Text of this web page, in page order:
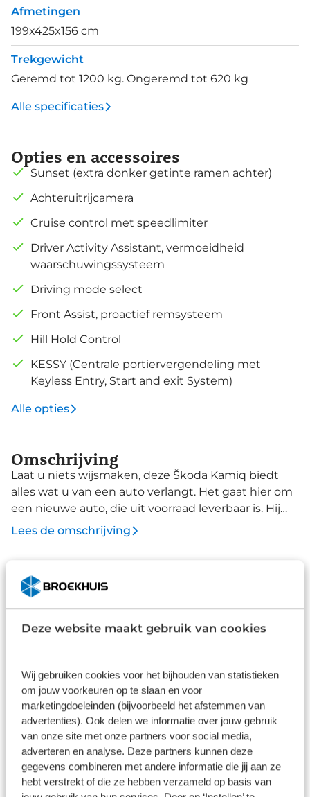
Deze website maakt gebruik van cookies
Wij gebruiken cookies voor het bijhouden van statistieken
om jouw voorkeuren op te slaan en voor
marketingdoeleinden (bijvoorbeeld het afstemmen van
advertenties). Ook delen we informatie over jouw gebruik
van onze site met onze partners voor social media,
adverteren en analyse. Deze partners kunnen deze
gegevens combineren met andere informatie die jij aan ze
hebt verstrekt of die ze hebben verzameld op basis van
Afmetingen
199x425x156 cm
Trekgewicht
Geremd tot 1200 kg. Ongeremd tot 620 kg
Alle specificaties
Opties en accessoires
Sunset (extra donker getinte ramen achter)
Achteruitrijcamera
Cruise control met speedlimiter
Driver Activity Assistant, vermoeidheid
waarschuwingssysteem
Driving mode select
Front Assist, proactief remsysteem
Hill Hold Control
KESSY (Centrale portiervergendeling met
Keyless Entry, Start and exit System)
Alle opties
Omschrijving
Laat u niets wijsmaken, deze Škoda Kamiq biedt
alles wat u van een auto verlangt. Het gaat hier om
een nieuwe auto, die uit voorraad leverbaar is. Hij
heeft een benzinemotor en een automatische
Ook instelbaar onderstel, in hoogte verstelbare
stoelen, donker getint glas achter, in delen
neerklapbare achterbank, led-achterlichten en
verstelbare lendensteunen zijn aan boord. De
brandstofverbruik en vergroot het comfort. Met
keyless entry opent en sluit u de portieren zonder
dat u de sleutel vasthoudt. Ook is de Škoda
uitgerust met: automatisch dimmende
binnenspiegel, hifi-luidsprekers en met
startonderbreker. Deze Škoda biedt u niet alleen
comfort en rijplezier, maar ook veiligheid. Actieve
veiligheidssystemen houden voor u de weg in de
Lees de omschrijving
Afleverpakketten
Basis
Dit pakket is standaard inbegrepen. We vinden het
logisch dat u op kwaliteit kunt rekenen en we laten
u graag weten wat u kunt verwachten.
Gekozen Inhoud